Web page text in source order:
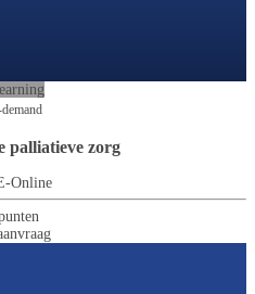
palliatieve zorg
Online